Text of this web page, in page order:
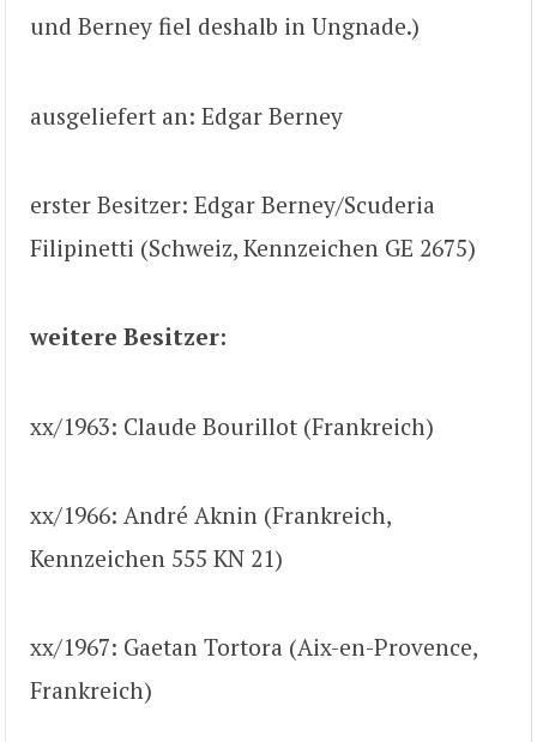
und Berney fiel deshalb in Ungnade.)
ausgeliefert an: Edgar Berney
erster Besitzer: Edgar Berney/Scuderia
Filipinetti (Schweiz, Kennzeichen GE 2675)
weitere Besitzer:
xx/1963: Claude Bourillot (Frankreich)
xx/1966: André Aknin (Frankreich,
Kennzeichen 555 KN 21)
xx/1967: Gaetan Tortora (Aix-en-Provence,
Frankreich)